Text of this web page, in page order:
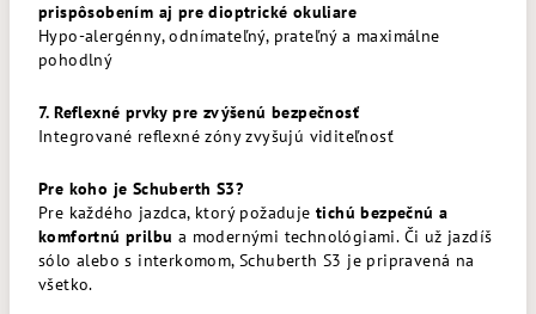
prispôsobením aj pre dioptrické okuliare
Hypo-alergénny, odnímateľný, prateľný a maximálne
pohodlný
7. Reflexné prvky pre zvýšenú bezpečnosť
Integrované reflexné zóny zvyšujú viditeľnosť
Pre koho je Schuberth S3?
Pre každého jazdca, ktorý požaduje tichú bezpečnú a
komfortnú prilbu a modernými technológiami. Či už jazdíš
sólo alebo s interkomom, Schuberth S3 je pripravená na
všetko.